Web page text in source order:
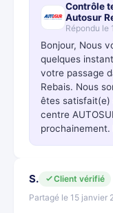
Contrôle
Autosur
Répondu le
Bonjour, Nous
quelques
votre passage
Rebais. Nous
êtes satisfait(e)
centre
prochainement.
S.
Client vérifié
Partagé le 15 janvier